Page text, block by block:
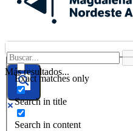
Más resultados...
Exact matches only
Search in title
Search in content